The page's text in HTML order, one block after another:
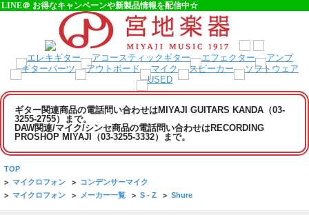
LINE＠ お得なキャンペーンや新製品情報を配信中☆
ギター関連商品の電話問い合わせはMIYAJI GUITARS KANDA（03-
3255-2755）まで。
DAW関連/マイク/シンセ商品の電話問い合わせはRECORDING
PROSHOP MIYAJI（03-3255-3332）まで。
TOP
> マイクロフォン > コンデンサーマイク
> マイクロフォン > メーカー一覧 > S - Z > Shure